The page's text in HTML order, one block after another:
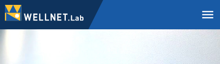
menu